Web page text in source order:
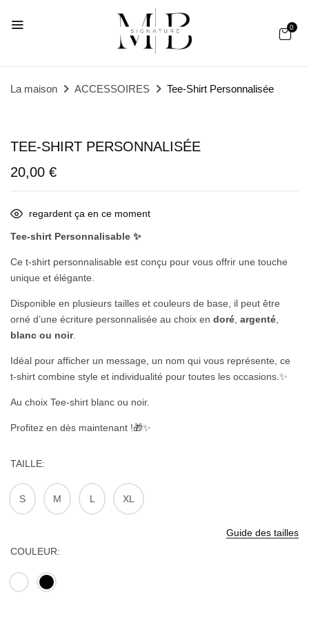
0
La maison ACCESSOIRES Tee-Shirt Personnalisée
TEE-SHIRT PERSONNALISÉE
20,00 €
regardent ça en ce moment
Tee-shirt Personnalisable ✨
Ce t-shirt personnalisable est conçu pour vous offrir une touche
unique et élégante.
Disponible en plusieurs tailles et couleurs de base, il peut être
orné d’une écriture personnalisée au choix en doré argenté
blanc ou noir.
Idéal pour afficher un message, un nom qui vous représente, ce
t-shirt combine style et individualité pour toutes les occasions.✨
Au choix Tee-shirt blanc ou noir.
Profitez en dès maintenant !🎁✨
Guide des tailles
TAILLE
S M L XL
COULEUR